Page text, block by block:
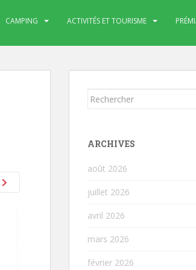
CAMPING ACTIVITÉS ET TOURISME
Rechercher...
ARCHIVES
août 2026
juillet 2026
avril 2026
mars 2026
février 2026